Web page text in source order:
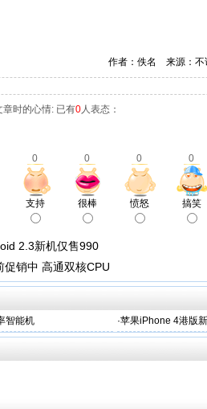
作者：佚名 来源：
时的心情: 已有0人表态：
0 0 0 0
支持 很棒 愤怒 搞笑
2.3新机仅售990
促销中 高通双核CPU
智能机 ·苹果iPhone 4港版